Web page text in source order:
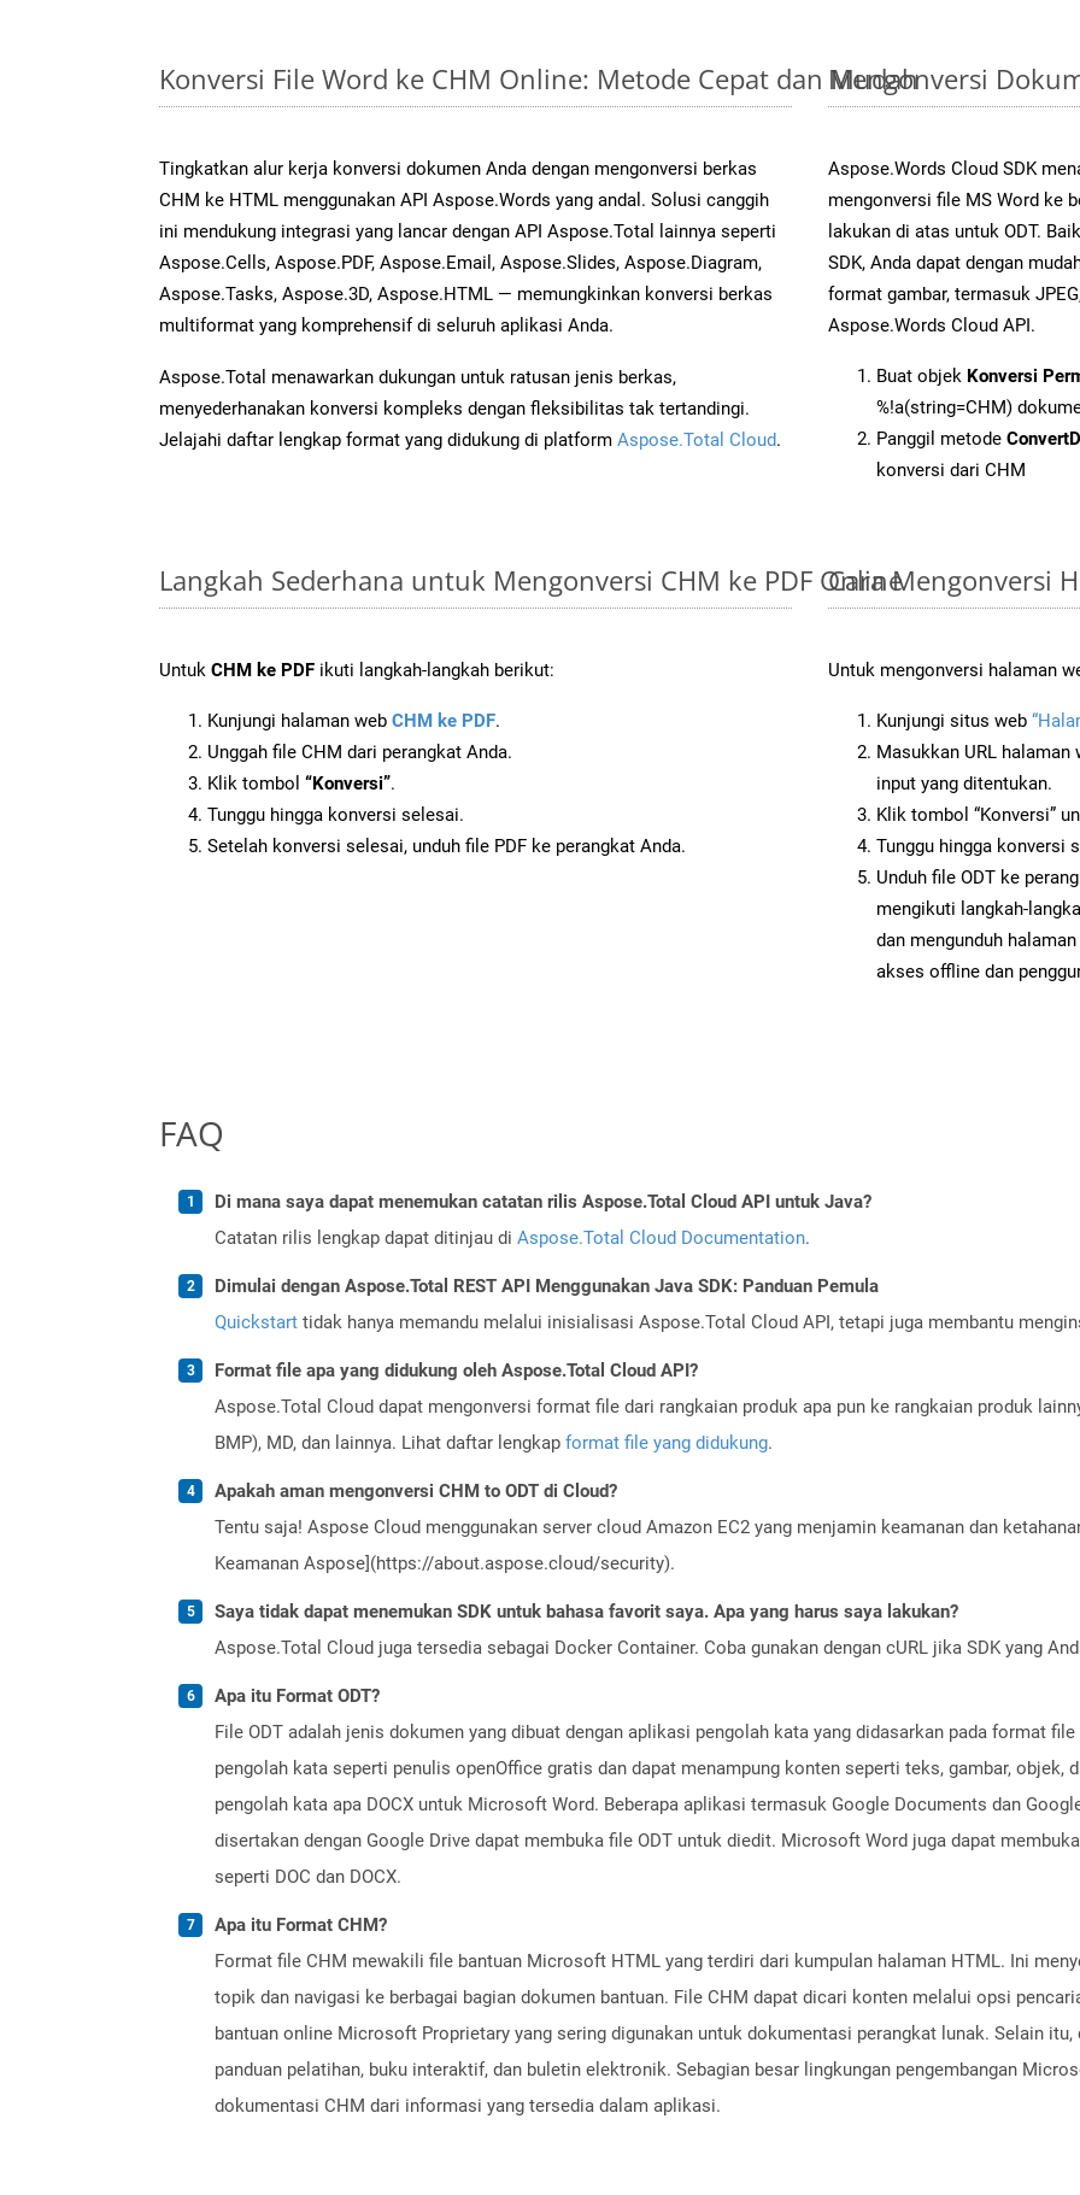
Konversi File Word ke CHM Online: Metode Cepat dan Mudah
Tingkatkan alur kerja konversi dokumen Anda dengan mengonversi berkas
CHM ke HTML menggunakan API Aspose.Words yang andal. Solusi canggih
ini mendukung integrasi yang lancar dengan API Aspose.Total lainnya seperti
Aspose.Cells, Aspose.PDF, Aspose.Email, Aspose.Slides, Aspose.Diagram,
Aspose.Tasks, Aspose.3D, Aspose.HTML — memungkinkan konversi berkas
multiformat yang komprehensif di seluruh aplikasi Anda.
Aspose.Total menawarkan dukungan untuk ratusan jenis berkas,
menyederhanakan konversi kompleks dengan fleksibilitas tak tertandingi.
Jelajahi daftar lengkap format yang didukung di platform Aspose.Total Cloud.
Mengonversi
Aspose.Words Cloud SDK
mengonversi file MS Word ke
lakukan di atas untuk ODT.
SDK, Anda dapat dengan
format gambar, termasuk
Aspose.Words Cloud API.
Buat objek Konversi
%!a(string=CHM)
Panggil metode
konversi dari CHM
Langkah Sederhana untuk Mengonversi CHM ke PDF Online
Untuk CHM ke PDF ikuti langkah-langkah berikut:
Kunjungi halaman web CHM ke PDF.
Unggah file CHM dari perangkat Anda.
Klik tombol “Konversi”.
Tunggu hingga konversi selesai.
Setelah konversi selesai, unduh file PDF ke perangkat Anda.
Cara Mengonversi
Untuk mengonversi halaman
Kunjungi situs web
Masukkan URL
input yang ditentukan.
Klik tombol “Konversi”
Tunggu hingga konversi
Unduh file ODT ke
mengikuti langkah-
dan mengunduh
akses offline dan
FAQ
Di mana saya dapat menemukan catatan rilis Aspose.Total Cloud API untuk Java?
Catatan rilis lengkap dapat ditinjau di Aspose.Total Cloud Documentation.
Dimulai dengan Aspose.Total REST API Menggunakan Java SDK: Panduan Pemula
Quickstart tidak hanya memandu melalui inisialisasi Aspose.Total Cloud API, tetapi juga membantu
Format file apa yang didukung oleh Aspose.Total Cloud API?
Aspose.Total Cloud dapat mengonversi format file dari rangkaian produk apa pun ke rangkaian produk
BMP), MD, dan lainnya. Lihat daftar lengkap format file yang didukung.
Apakah aman mengonversi CHM to ODT di Cloud?
Tentu saja! Aspose Cloud menggunakan server cloud Amazon EC2 yang menjamin keamanan dan
Keamanan Aspose](https://about.aspose.cloud/security).
Saya tidak dapat menemukan SDK untuk bahasa favorit saya. Apa yang harus saya lakukan?
Aspose.Total Cloud juga tersedia sebagai Docker Container. Coba gunakan dengan cURL jika SDK yang
Apa itu Format ODT?
File ODT adalah jenis dokumen yang dibuat dengan aplikasi pengolah kata yang didasarkan pada format
pengolah kata seperti penulis openOffice gratis dan dapat menampung konten seperti teks, gambar, objek,
pengolah kata apa DOCX untuk Microsoft Word. Beberapa aplikasi termasuk Google Documents dan
disertakan dengan Google Drive dapat membuka file ODT untuk diedit. Microsoft Word juga dapat
seperti DOC dan DOCX.
Apa itu Format CHM?
Format file CHM mewakili file bantuan Microsoft HTML yang terdiri dari kumpulan halaman HTML. Ini
topik dan navigasi ke berbagai bagian dokumen bantuan. File CHM dapat dicari konten melalui opsi
bantuan online Microsoft Proprietary yang sering digunakan untuk dokumentasi perangkat lunak. Selain
panduan pelatihan, buku interaktif, dan buletin elektronik. Sebagian besar lingkungan pengembangan
dokumentasi CHM dari informasi yang tersedia dalam aplikasi.